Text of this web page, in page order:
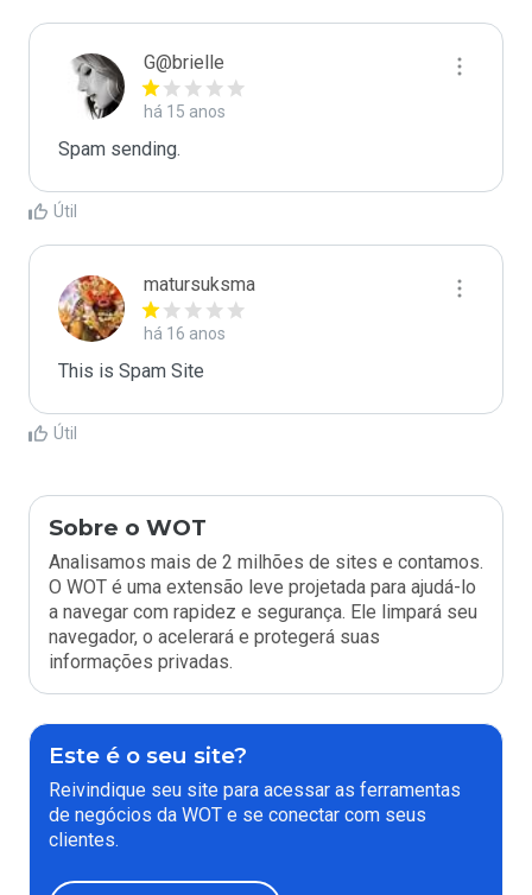
G@brielle
há 15 anos
Spam sending.
Útil
matursuksma
há 16 anos
This is Spam Site
Útil
Sobre o WOT
Analisamos mais de 2 milhões de sites e contamos.
O WOT é uma extensão leve projetada para ajudá-lo
a navegar com rapidez e segurança. Ele limpará seu
navegador, o acelerará e protegerá suas
informações privadas.
Este é o seu site?
Reivindique seu site para acessar as ferramentas
de negócios da WOT e se conectar com seus
clientes.